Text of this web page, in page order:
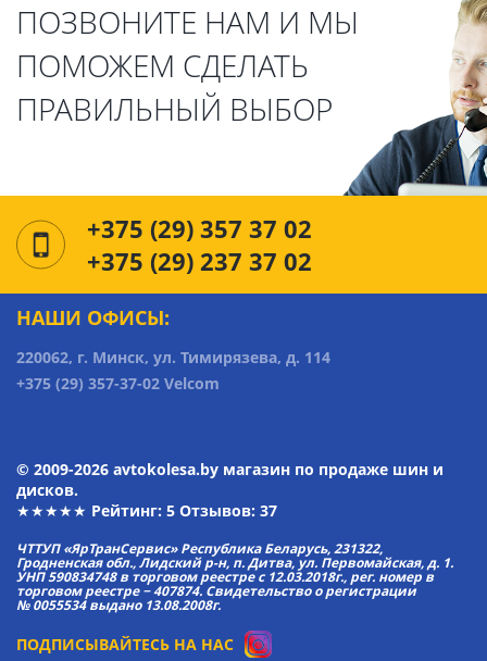
ПОЗВОНИТЕ НАМ И МЫ
ПОМОЖЕМ СДЕЛАТЬ
ПРАВИЛЬНЫЙ ВЫБОР
+375 (29) 357 37 02
+375 (29) 237 37 02
НАШИ ОФИСЫ:
220062, г. Минск, ул. Тимирязева, д. 114
+375 (29) 357-37-02 Velcom
© 2009-2026 avtokolesa.by магазин по продаже шин и
дисков.
★★★★★ Рейтинг: 5 Отзывов: 37
ЧТТУП «ЯрТранСервис» Республика Беларусь, 231322,
Гродненская обл., Лидский р-н, п. Дитва, ул. Первомайская, д. 1.
УНП 590834748 в торговом реестре с 12.03.2018г., рег. номер в
торговом реестре − 407874. Свидетельство о регистрации
№ 0055534 выдано 13.08.2008г.
ПОДПИСЫВАЙТЕСЬ НА НАС